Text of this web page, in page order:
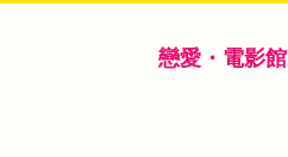
戀愛・電影館